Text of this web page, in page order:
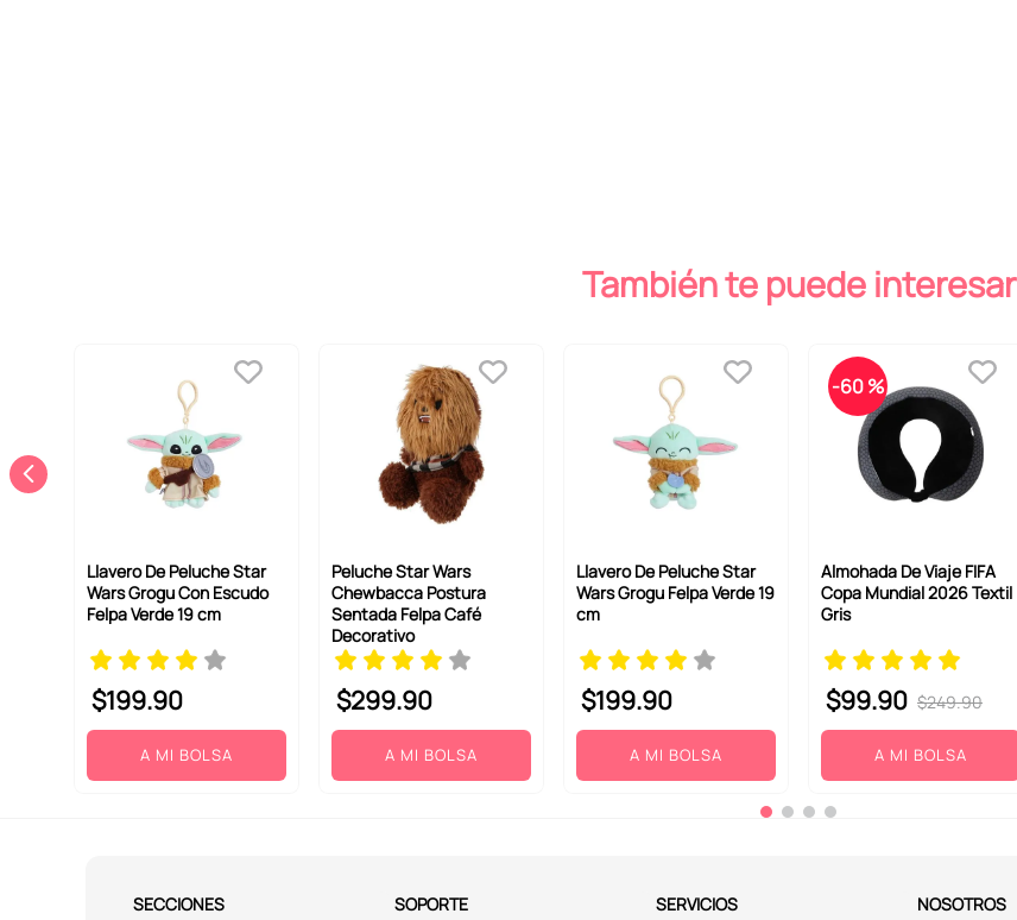
También te puede interesar
Llavero De Peluche Star
Wars Grogu Con Escudo
Felpa Verde 19 cm
$199.90
A MI BOLSA
Peluche Star Wars
Chewbacca Postura
Sentada Felpa Café
Decorativo
$299.90
A MI BOLSA
Llavero De Peluche Star
Wars Grogu Felpa Verde 19
cm
$199.90
A MI BOLSA
-60 %
Almohada De Viaje FIFA
Copa Mundial 2026 Textil
Gris
$249.90
$99.90
A MI BOLSA
SECCIONES SOPORTE SERVICIOS NOSOTROS